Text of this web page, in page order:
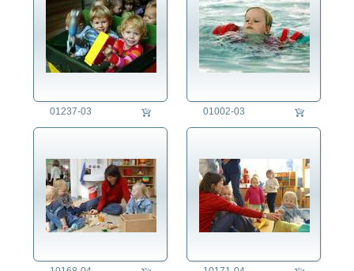
01237-03 01002-03